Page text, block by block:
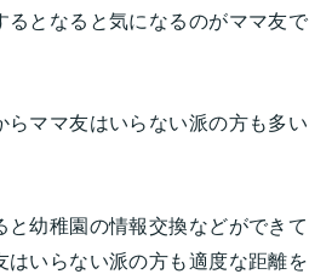
るとなると気になるのがママ友で
らママ友はいらない派の方も多い
と幼稚園の情報交換などができて
はいらない派の方も適度な距離を